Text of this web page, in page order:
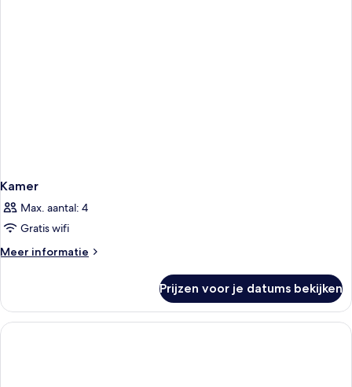
Kamer
Max. aantal: 4
Gratis wifi
Meer informatie
Meer
Prijzen voor je datums bekijken